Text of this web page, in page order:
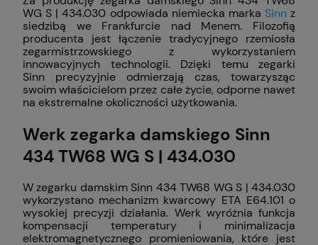
WG S | 434.030 odpowiada niemiecka marka Sinnz
siedzibą we Frankfurcie nad Menem. Filozofią
producenta jest łączenie tradycyjnego rzemiosła
zegarmistrzowskiego z wykorzystaniem
innowacyjnych technologii. Dzięki temu zegarki
Sinn precyzyjnie odmierzają czas, towarzysząc
swoim właścicielom przez całe życie, odporne nawet
na ekstremalne okoliczności użytkowania.
Werk zegarka damskiego Sinn
434 TW68 WG S | 434.030
W zegarku damskim Sinn 434 TW68 WG S | 434.030
wykorzystano mechanizm kwarcowy ETA E64.101 o
wysokiej precyzji działania. Werk wyróżnia funkcja
kompensacji temperatury i minimalizacja
elektromagnetycznego promieniowania, które jest